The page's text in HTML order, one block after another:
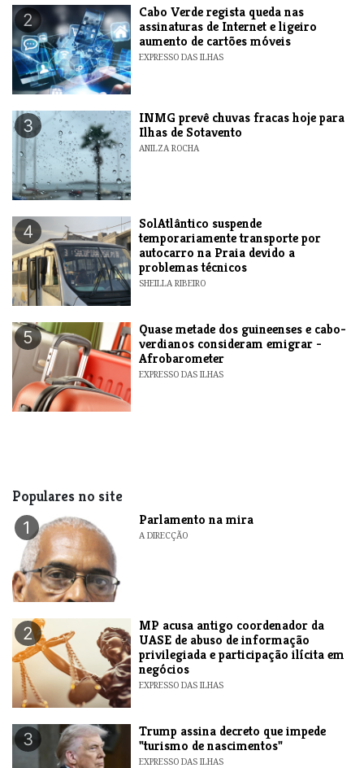
2
Cabo Verde regista queda nas
assinaturas de Internet e ligeiro
aumento de cartões móveis
EXPRESSO DAS ILHAS
3
INMG prevê chuvas fracas hoje para
Ilhas de Sotavento
ANILZA ROCHA
4
SolAtlântico suspende
temporariamente transporte por
autocarro na Praia devido a
problemas técnicos
SHEILLA RIBEIRO
5
Quase metade dos guineenses e cabo-
verdianos consideram emigrar -
Afrobarometer
EXPRESSO DAS ILHAS
Populares no site
1 Parlamento na mira
A DIRECÇÃO
2
MP acusa antigo coordenador da
UASE de abuso de informação
privilegiada e participação ilícita em
negócios
EXPRESSO DAS ILHAS
3
Trump assina decreto que impede
"turismo de nascimentos"
EXPRESSO DAS ILHAS